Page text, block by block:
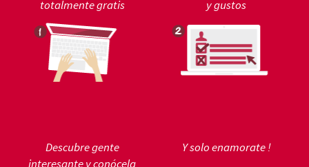
totalmente gratis
y gustos
Descubre gente
interesante y conócela
Y solo enamorate !